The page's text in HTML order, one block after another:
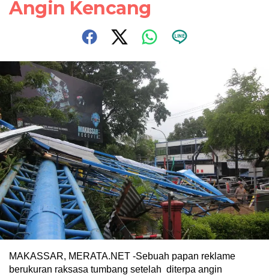
Angin Kencang
MAKASSAR, MERATA.NET -Sebuah papan reklame
berukuran raksasa tumbang setelah diterpa angin